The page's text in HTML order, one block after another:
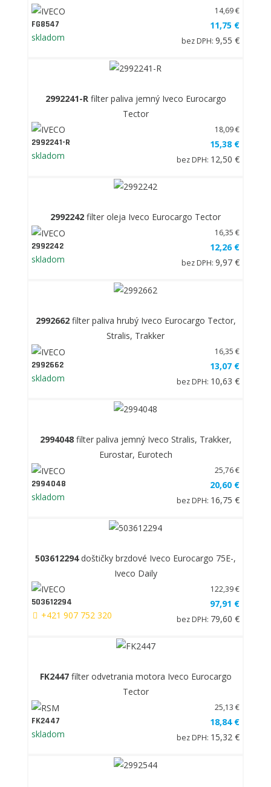
FG8547
skladom
14,69 €
11,75 €
bez DPH: 9,55 €
2992241-Rfilter paliva jemný Iveco Eurocargo
Tector
2992241-R
skladom
18,09 €
15,38 €
bez DPH: 12,50 €
2992242 filter oleja Iveco Eurocargo Tector
2992242
skladom
16,35 €
12,26 €
bez DPH: 9,97 €
2992662filter paliva hrubý Iveco Eurocargo Tector,
Stralis, Trakker
2992662
skladom
16,35 €
13,07 €
bez DPH: 10,63 €
2994048filter paliva jemný Iveco Stralis, Trakker,
Eurostar, Eurotech
2994048
skladom
25,76 €
20,60 €
bez DPH: 16,75 €
503612294doštičky brzdové Iveco Eurocargo 75E-,
Iveco Daily
503612294
+421 907 752 320
122,39 €
97,91 €
bez DPH: 79,60 €
FK2447filter odvetrania motora Iveco Eurocargo
Tector
FK2447
skladom
25,13 €
18,84 €
bez DPH: 15,32 €